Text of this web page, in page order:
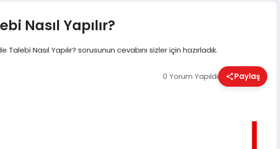
Nasıl Yapılır?
Nasıl Yapılır? sorusunun cevabını sizler için hazırladık.
0 Yorum Yapıldı Paylaş